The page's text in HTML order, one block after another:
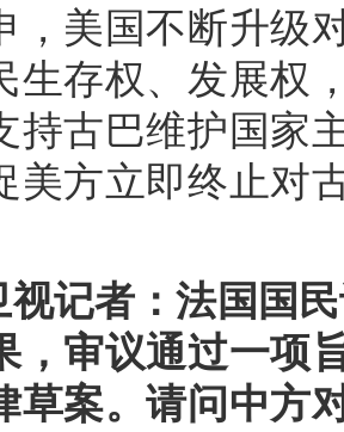
，美国不断升级
生存权、发展权
持古巴维护国家
美方立即终止对
视记者：法国国
，审议通过一项
草案。请问中方